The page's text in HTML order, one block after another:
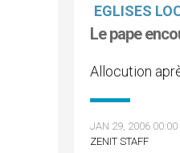
EGLISES
Le pape
Allocution
JAN 29, 2006 00:00
ZENIT STAFF